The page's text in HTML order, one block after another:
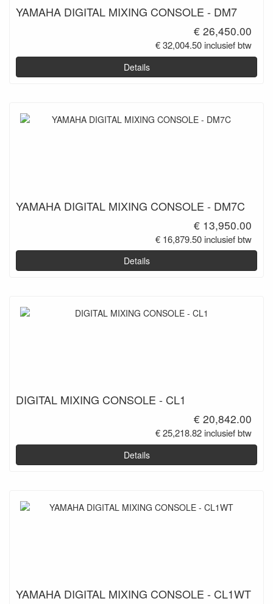
YAMAHA DIGITAL MIXING CONSOLE - DM7
€ 26,450.00
€ 32,004.50 inclusief btw
Details
YAMAHA DIGITAL MIXING CONSOLE - DM7C
€ 13,950.00
€ 16,879.50 inclusief btw
Details
DIGITAL MIXING CONSOLE - CL1
€ 20,842.00
€ 25,218.82 inclusief btw
Details
YAMAHA DIGITAL MIXING CONSOLE - CL1WT